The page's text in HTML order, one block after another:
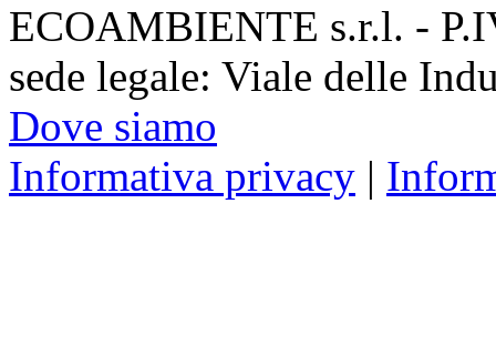
ECOAMBIENTE s.r.l. -
sede legale: Viale delle
Dove siamo
Informativa privacy |